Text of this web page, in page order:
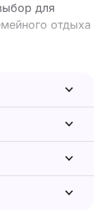
для
отдыха
парк из
сад.
комплекс из
№1 и №2,
корпуса
на 2